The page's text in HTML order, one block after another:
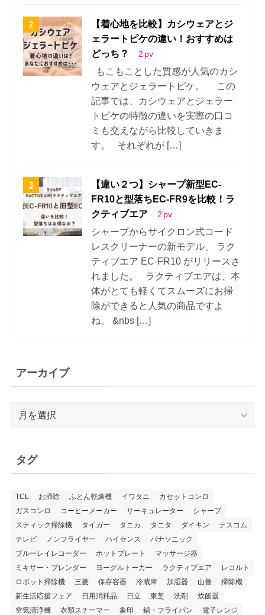
【着心地を比較】カシウェアとジ
ェラートピケの違い！おすすめは
どっち？
2 pv
もこもことした質感が人気のカシ
ウェアとジェラートピケ。 この
記事では、カシウェアとジェラー
トピケの特徴の違いを実際の口コ
ミも交えながら比較していきま
す。 それぞれが […]
【違い２つ】シャープ新型EC-
FR10と型落ちEC-FR9を比較！ラ
クティブエア
2 pv
シャープからサイクロン式コード
レスクリーナーの新モデル、 ラク
ティブエア EC-FR10 がリリースさ
れました。 ラクティブエアは、本
体がとても軽くてスムーズにお掃
除ができると人気の商品ですよ
ね。 &nbs […]
アーカイブ
ブ
タグ
TCL お掃除 ふとん乾燥機 イワタニ
カセットコンロ
ガスコンロ
コーヒーメーカー サーキュレーター
シャープ
スティック掃除機
タイガー タニカ タニタ ダイキン
テスコム
テレビ
ノンフライヤー ハイセンス
パナソニック
ブルーレイレコーダー
ホットプレート
マッサージ器
ミキサー・ブレンダー
ヨーグルトーカー ラクティブエア
レコルト
ロボット掃除機
三菱 保存容器 冷蔵庫 加湿器 山善
掃除機
新生活応援フェア
日用消耗品 日立 東芝 洗剤
炊飯器
空気清浄機
衣類スチーマー 象印 鍋・フライパン 電子レンジ